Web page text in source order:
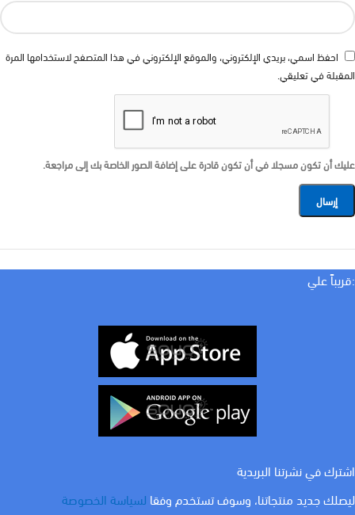
احفظ اسمي، بريدي الإلكتروني، والموقع الإلكتروني في هذا المتصفح لاستخدامها المرة
المقبلة في تعليقي.
عليك أن تكون مسجلا في أن تكون قادرة على إضافة الصور الخاصة بك إلى مراجعة.
:قريباً علي
اشترك في نشرتنا البريدية
ليصلك جديد منتجاتنا، وسوف تستخدم وفقا لسياسة الخصوصة